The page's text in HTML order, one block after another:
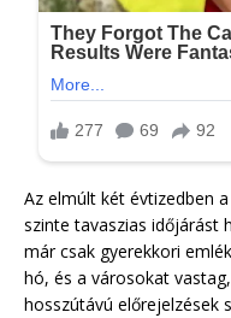
Az elmúlt két évtizedben
szinte tavaszias időjárást
már csak gyerekkori
hó, és a városokat
hosszútávú előrejelzések